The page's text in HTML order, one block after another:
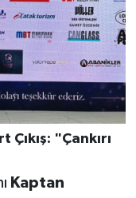
"Çankırı
Kaptan